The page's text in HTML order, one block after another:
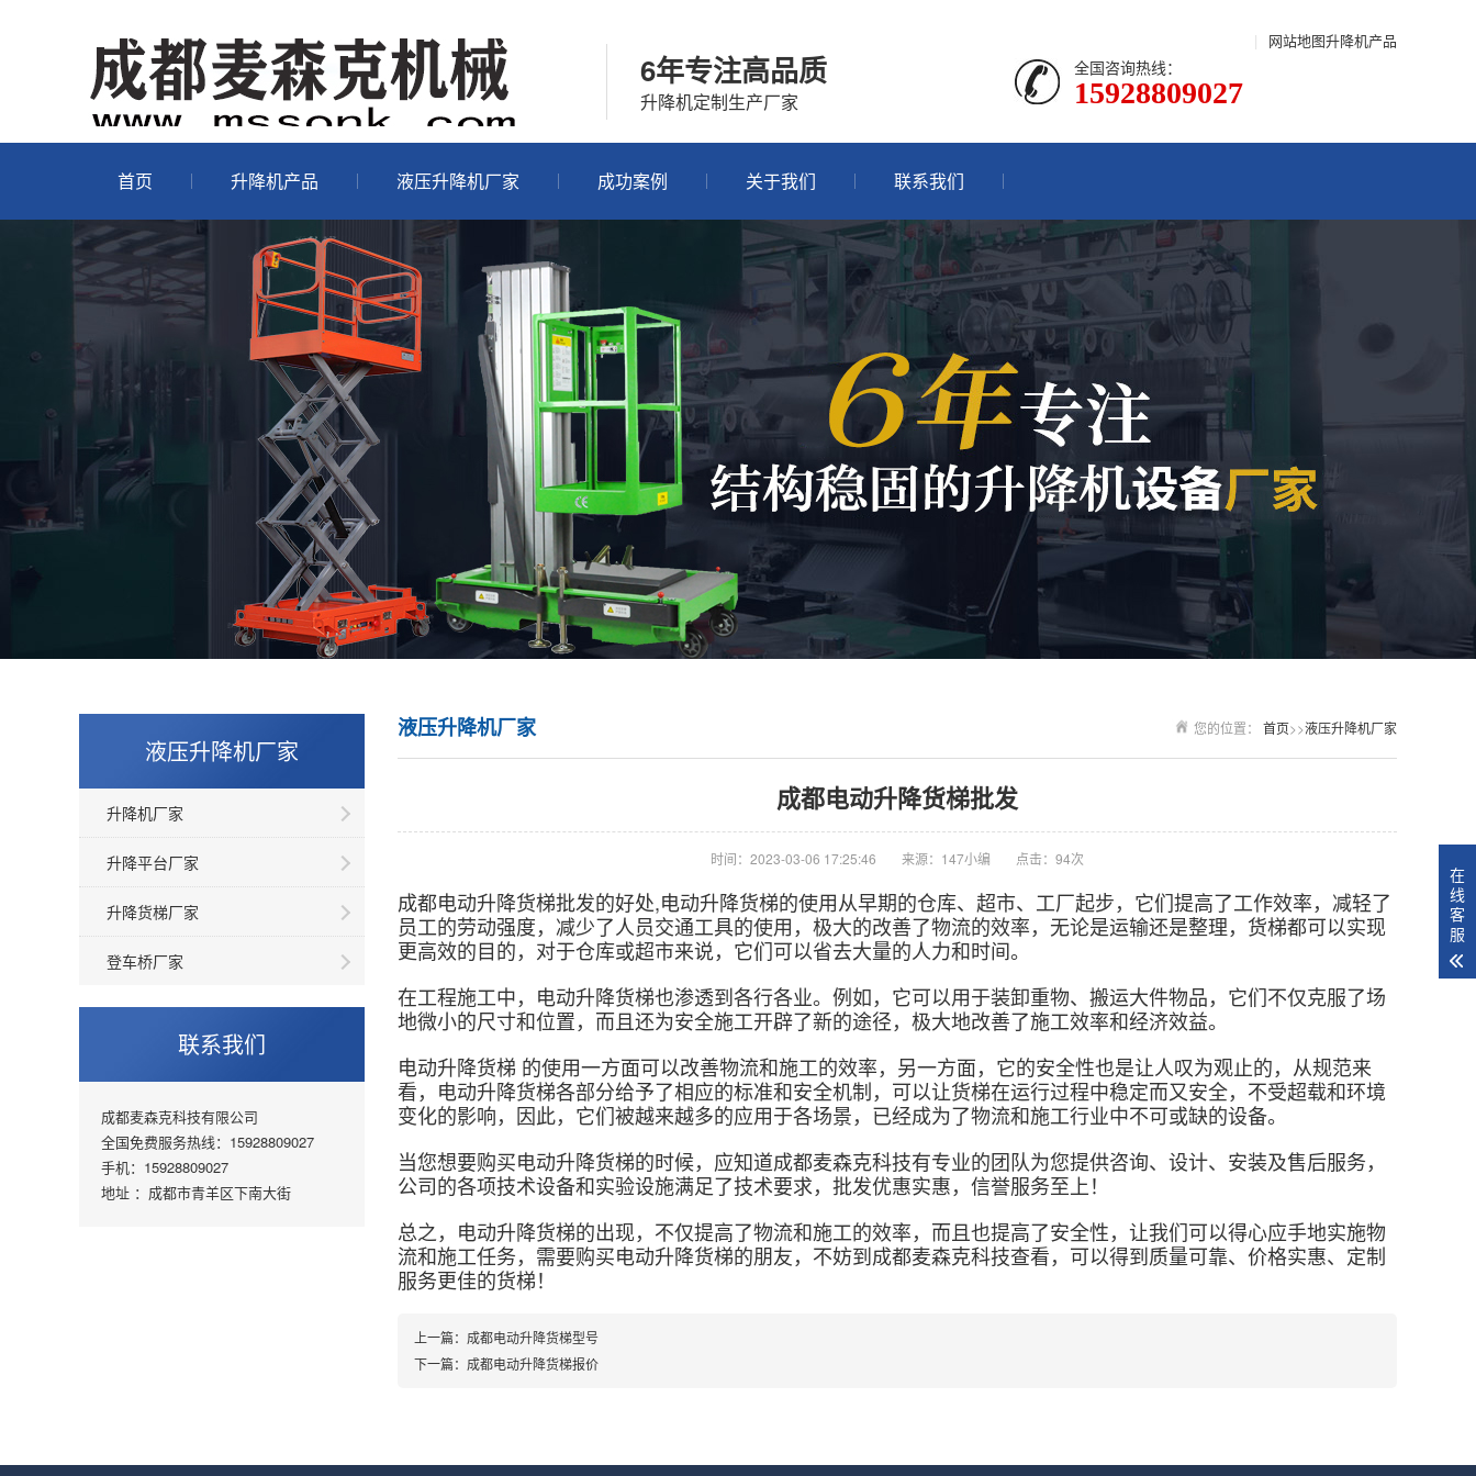
升降机产品
| 网站地图
6年专注高品质
升降机定制生产厂家
全国咨询热线：
15928809027
首页 升降机产品 液压升降机厂家 成功案例 关于我们 联系我们
液压升降机厂家
升降机厂家
升降平台厂家
升降货梯厂家
登车桥厂家
联系我们
成都麦森克科技有限公司
全国免费服务热线：15928809027
手机：15928809027
地址 ：成都市青羊区下南大街
您的位置： 首页>>液压升降机厂家
液压升降机厂家
成都电动升降货梯批发
时间：2023-03-06 17:25:46 来源：147小编 点击：94次
成都电动升降货梯批发的好处,电动升降货梯的使用从早期的仓库、超市、工厂起步，它们提高了工作效率，减轻了
员工的劳动强度，减少了人员交通工具的使用，极大的改善了物流的效率，无论是运输还是整理，货梯都可以实现
更高效的目的，对于仓库或超市来说，它们可以省去大量的人力和时间。
在工程施工中，电动升降货梯也渗透到各行各业。例如，它可以用于装卸重物、搬运大件物品，它们不仅克服了场
地微小的尺寸和位置，而且还为安全施工开辟了新的途径，极大地改善了施工效率和经济效益。
电动升降货梯 的使用一方面可以改善物流和施工的效率，另一方面，它的安全性也是让人叹为观止的，从规范来
看，电动升降货梯各部分给予了相应的标准和安全机制，可以让货梯在运行过程中稳定而又安全，不受超载和环境
变化的影响，因此，它们被越来越多的应用于各场景，已经成为了物流和施工行业中不可或缺的设备。
当您想要购买电动升降货梯的时候，应知道成都麦森克科技有专业的团队为您提供咨询、设计、安装及售后服务，
公司的各项技术设备和实验设施满足了技术要求，批发优惠实惠，信誉服务至上！
总之，电动升降货梯的出现，不仅提高了物流和施工的效率，而且也提高了安全性，让我们可以得心应手地实施物
流和施工任务，需要购买电动升降货梯的朋友，不妨到成都麦森克科技查看，可以得到质量可靠、价格实惠、定制
服务更佳的货梯！
上一篇： 成都电动升降货梯型号
下一篇： 成都电动升降货梯报价
在
线
客
服